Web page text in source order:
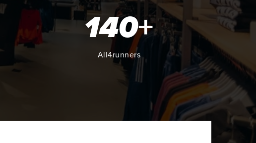
140+
All4runners